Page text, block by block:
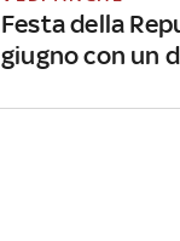
Festa della
giugno con un